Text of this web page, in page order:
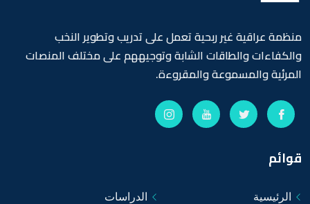
منظمة عراقية غير ربحية تعمل على تدريب وتطوير النخب
والكفاءات والطاقات الشابة وتوجيههم على مختلف المنصات
المرئية والمسموعة والمقروءة.
قوائم
الرئيسية
الدراسات